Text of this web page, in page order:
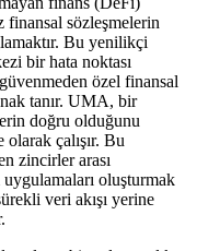
finansal sözleşmelerin
Bu yenilikçi
bir hata noktası
özel finansal
tanır. UMA, bir
doğru olduğunu
çalışır. Bu
zincirler arası
oluşturmak
veri akışı yerine